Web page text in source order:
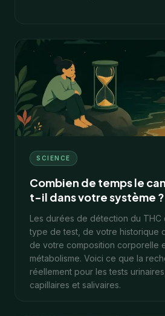
14 min31 janvier 2026
SCIENCE
Combien de temps le
t-il dans votre système
détection du THC
Les durées de détection du THC
type de test, de votre historique
de votre composition corporelle
métabolisme. Voici ce que la
réellement pour les tests
capillaires et salivaires.